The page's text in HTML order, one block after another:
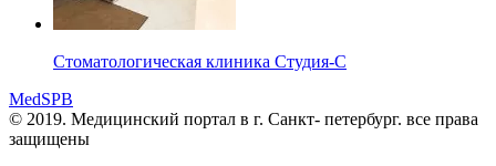
Стоматологическая клиника Студия-С
MedSPB
© 2019. Медицинский портал в г. Санкт- петербург. все права
защищены